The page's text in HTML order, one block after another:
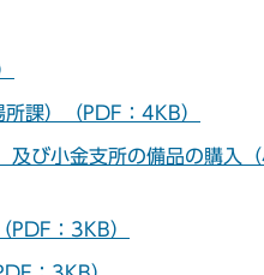
課）（PDF：4KB）
び小金支所の備品の購入（
PDF：3KB）